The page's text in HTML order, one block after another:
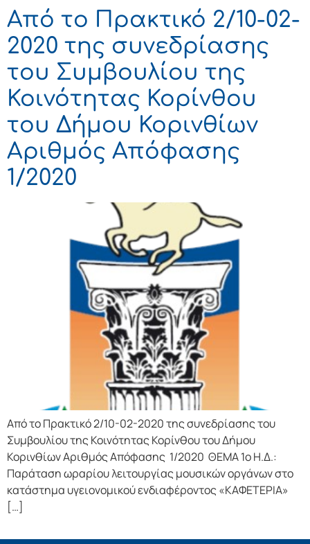
Από το Πρακτικό 2/10-02-
2020 της συνεδρίασης
του Συμβουλίου της
Κοινότητας Κορίνθου
του Δήμου Κορινθίων
Αριθμός Απόφασης
1/2020
Από το Πρακτικό 2/10-02-2020 της συνεδρίασης του
Συμβουλίου της Κοινότητας Κορίνθου του Δήμου
Κορινθίων Αριθμός Απόφασης 1/2020 ΘΕΜΑ 1o Η.Δ.:
Παράταση ωραρίου λειτουργίας μουσικών οργάνων στο
κατάστημα υγειονομικού ενδιαφέροντος «ΚΑΦΕΤΕΡΙΑ»
[…]